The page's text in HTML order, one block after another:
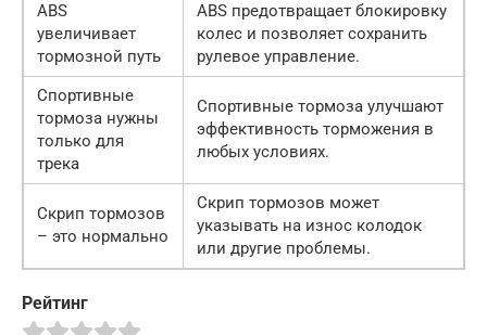
ABS
увеличивает
тормозной путь
ABS предотвращает блокировку
колес и позволяет сохранить
рулевое управление.
Спортивные
тормоза нужны
только для
трека
Спортивные тормоза улучшают
эффективность торможения в
любых условиях.
Скрип тормозов
– это нормально
Скрип тормозов может
указывать на износ колодок
или другие проблемы.
Рейтинг